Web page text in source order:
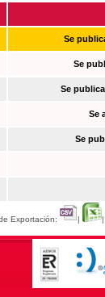
Se
Se
Se
Se
Se
Exportación: | |